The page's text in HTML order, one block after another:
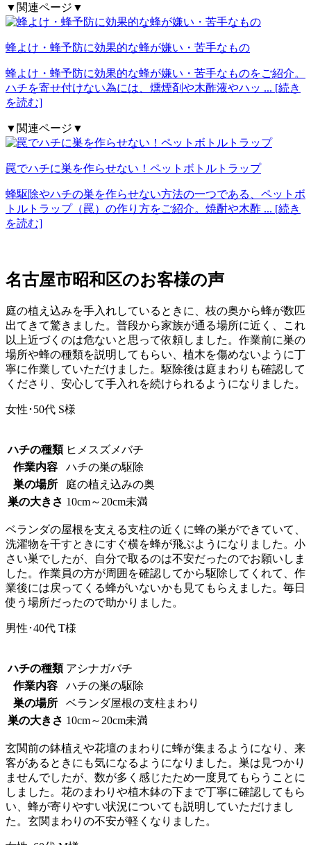
▼関連ページ▼
蜂よけ・蜂予防に効果的な蜂が嫌い・苦手なもの
蜂よけ・蜂予防に効果的な蜂が嫌い・苦手なものをご紹介。
ハチを寄せ付けない為には、燻煙剤や木酢液やハッ ... [続き
を読む]
▼関連ページ▼
罠でハチに巣を作らせない！ペットボトルトラップ
蜂駆除やハチの巣を作らせない方法の一つである、ペットボ
トルトラップ（罠）の作り方をご紹介。焼酎や木酢 ... [続き
を読む]
名古屋市昭和区のお客様の声
庭の植え込みを手入れしているときに、枝の奥から蜂が数匹
出てきて驚きました。普段から家族が通る場所に近く、これ
以上近づくのは危ないと思って依頼しました。作業前に巣の
場所や蜂の種類を説明してもらい、植木を傷めないように丁
寧に作業していただけました。駆除後は庭まわりも確認して
くださり、安心して手入れを続けられるようになりました。
女性･50代 S様
ハチの種類 ヒメスズメバチ
作業内容
ハチの巣の駆除
巣の場所
庭の植え込みの奥
巣の大きさ 10cm～20cm未満
ベランダの屋根を支える支柱の近くに蜂の巣ができていて、
洗濯物を干すときにすぐ横を蜂が飛ぶようになりました。小
さい巣でしたが、自分で取るのは不安だったのでお願いしま
した。作業員の方が周囲を確認してから駆除してくれて、作
業後には戻ってくる蜂がいないかも見てもらえました。毎日
使う場所だったので助かりました。
男性･40代 T様
ハチの種類 アシナガバチ
作業内容
ハチの巣の駆除
巣の場所
ベランダ屋根の支柱まわり
巣の大きさ 10cm～20cm未満
玄関前の鉢植えや花壇のまわりに蜂が集まるようになり、来
客があるときにも気になるようになりました。巣は見つかり
ませんでしたが、数が多く感じたため一度見てもらうことに
しました。花のまわりや植木鉢の下まで丁寧に確認してもら
い、蜂が寄りやすい状況についても説明していただけまし
た。玄関まわりの不安が軽くなりました。